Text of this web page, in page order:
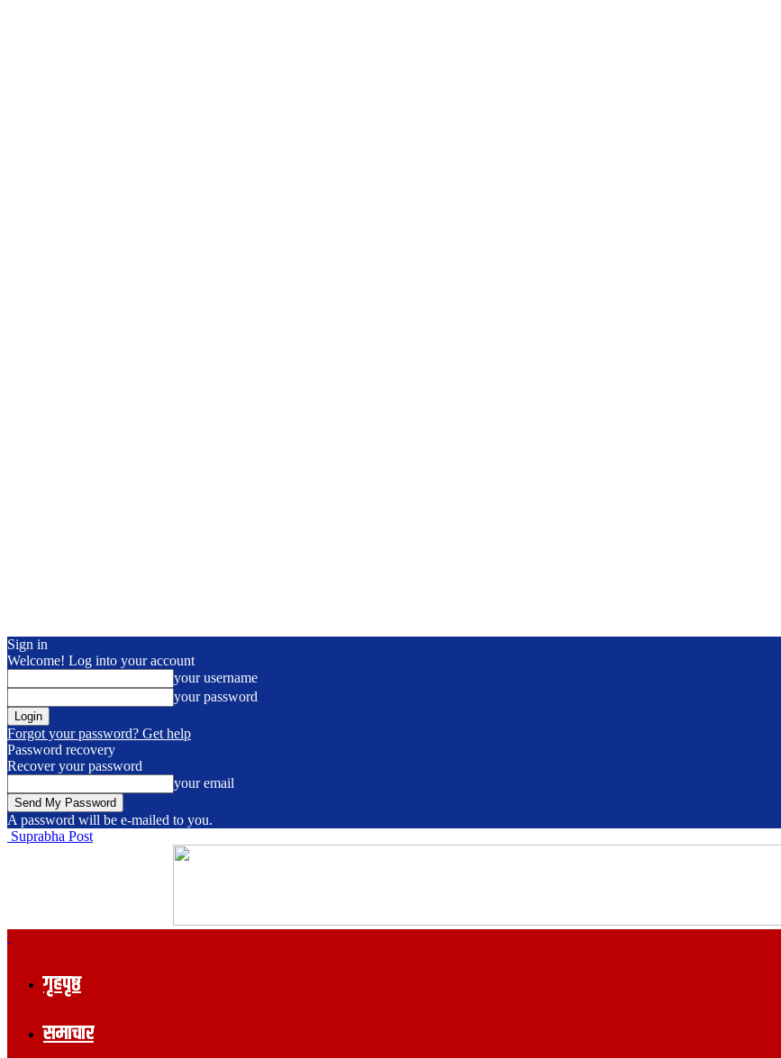
Sign in
Welcome! Log into your account
your username
your password
Forgot your password? Get help
Password recovery
Recover your password
your email
A password will be e-mailed to you.
Suprabha Post
गृहपृष्ठ
समाचार